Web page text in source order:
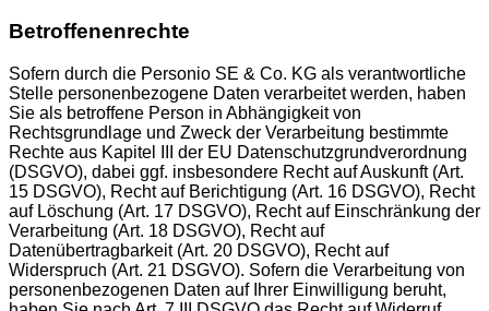
Betroffenenrechte
Sofern durch die Personio SE & Co. KG als verantwortliche
Stelle personenbezogene Daten verarbeitet werden, haben
Sie als betroffene Person in Abhängigkeit von
Rechtsgrundlage und Zweck der Verarbeitung bestimmte
Rechte aus Kapitel III der EU Datenschutzgrundverordnung
(DSGVO), dabei ggf. insbesondere Recht auf Auskunft (Art.
15 DSGVO), Recht auf Berichtigung (Art. 16 DSGVO), Recht
auf Löschung (Art. 17 DSGVO), Recht auf Einschränkung der
Verarbeitung (Art. 18 DSGVO), Recht auf
Datenübertragbarkeit (Art. 20 DSGVO), Recht auf
Widerspruch (Art. 21 DSGVO). Sofern die Verarbeitung von
personenbezogenen Daten auf Ihrer Einwilligung beruht,